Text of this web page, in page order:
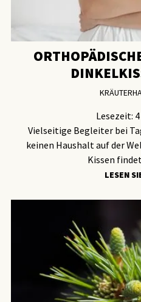
Lesezeit: 4
Vielseitige Begleiter bei
keinen Haushalt auf der
Kissen
LESEN